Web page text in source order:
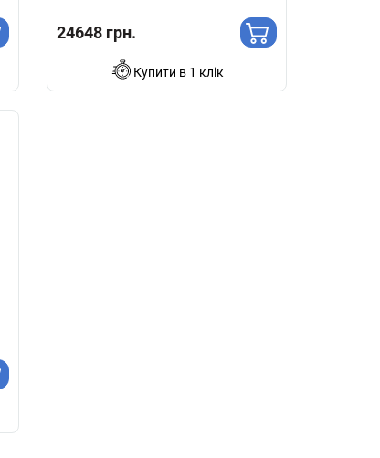
24648 грн.
Купити в 1 клік